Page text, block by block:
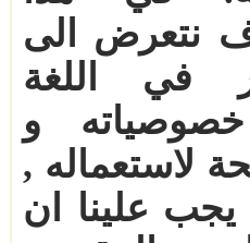
نتعرض الى
في اللغة
خصوصياته و
لاستعماله ,
علينا ان